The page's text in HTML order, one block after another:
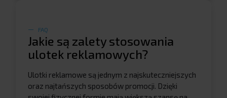
FAQ
Jakie są zalety stosowania
ulotek reklamowych?
Ulotki reklamowe są jednym z najskuteczniejszych
oraz najtańszych sposobów promocji. Dzięki